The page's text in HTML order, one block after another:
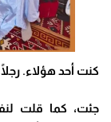
كنت أحد هؤلاء.
جئت، كما قلت